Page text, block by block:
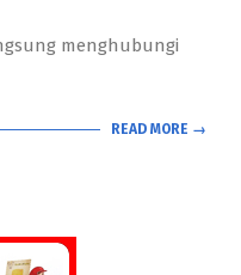
menghubungi
READ MORE →